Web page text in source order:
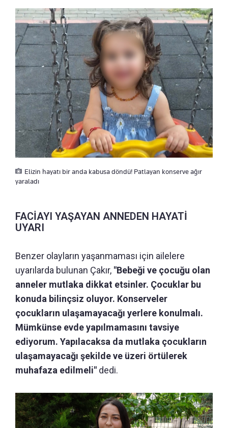
Elizin hayatı bir anda kabusa döndü! Patlayan konserve ağır
yaraladı
FACİAYI YAŞAYAN ANNEDEN HAYATİ
UYARI
Benzer olayların yaşanmaması için ailelere
uyarılarda bulunan Çakır, "Bebeği ve çocuğu olan
anneler mutlaka dikkat etsinler. Çocuklar bu
konuda bilinçsiz oluyor. Konserveler
çocukların ulaşamayacağı yerlere konulmalı.
Mümkünse evde yapılmamasını tavsiye
ediyorum. Yapılacaksa da mutlaka çocukların
ulaşamayacağı şekilde ve üzeri örtülerek
muhafaza edilmeli" dedi.